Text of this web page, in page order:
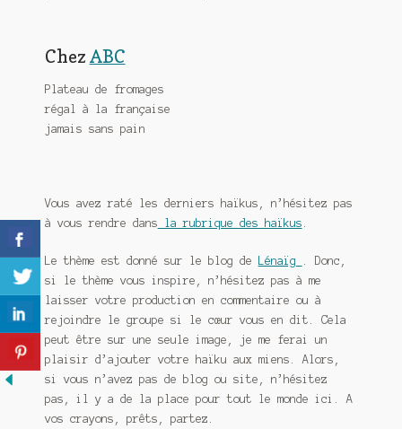
Chez ABC
Plateau de fromages
régal à la française
jamais sans pain
Vous avez raté les derniers haïkus, n’hésitez pas
à vous rendre dans la rubrique des haïkus
Le thème est donné sur le blog de Lénaïg
. Donc,
si le thème vous inspire, n’hésitez pas à me
laisser votre production en commentaire ou à
rejoindre le groupe si le cœur vous en dit. Cela
peut être sur une seule image, je me ferai un
plaisir d’ajouter votre haïku aux miens. Alors,
si vous n’avez pas de blog ou site, n’hésitez
pas, il y a de la place pour tout le monde ici. A
vos crayons, prêts, partez.